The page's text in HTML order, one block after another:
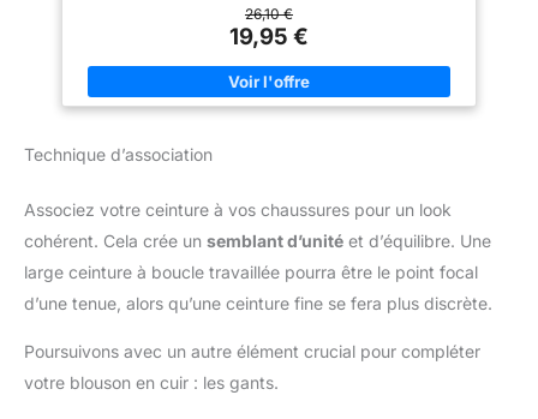
professionnelle ou des jeans
optimal en toutes circonstances.
ELEGANTE : Sobre et soignée, cette ceinture Stanley avec sa
boucle métallique s'associera avec vos porte-outils pour vos
applications de bricolage. DIMENSIONS : 130 x 2,5 x 6,5 cm
ACCESSIBILITE OPTIMALE : Garantit un rangement méthodique
des outils et un accès facile, rapide et permanent aux
différentes poches, pour un gain de temps considérable
26,10 €
19,95 €
Technique d’association
Associez votre ceinture à vos chaussures pour un look
cohérent. Cela crée un semblant d’unité et d’équilibre. Une
large ceinture à boucle travaillée pourra être le point focal
d’une tenue, alors qu’une ceinture fine se fera plus discrète.
Poursuivons avec un autre élément crucial pour compléter
votre blouson en cuir : les gants.